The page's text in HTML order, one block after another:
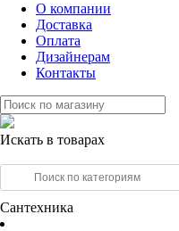
О компании
Доставка
Оплата
Дизайнерам
Контакты
Искать в товарах
Сантехника